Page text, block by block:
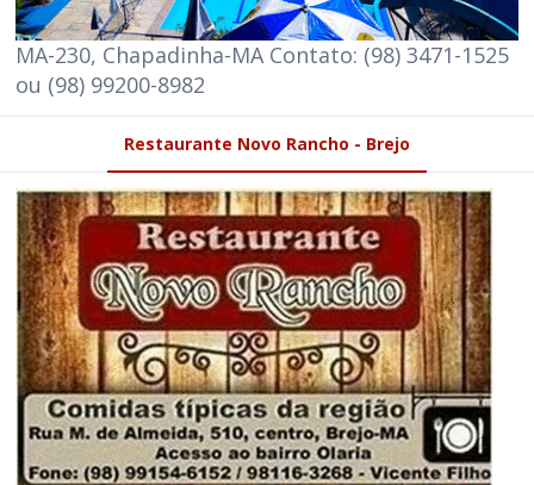
MA-230, Chapadinha-MA Contato: (98) 3471-1525
ou (98) 99200-8982
Restaurante Novo Rancho - Brejo